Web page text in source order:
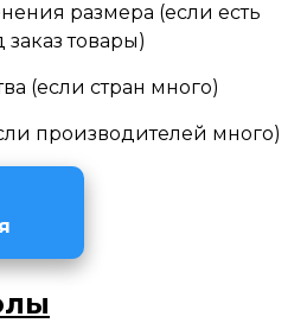
размера (если есть
товары)
(если стран много)
производителей много)